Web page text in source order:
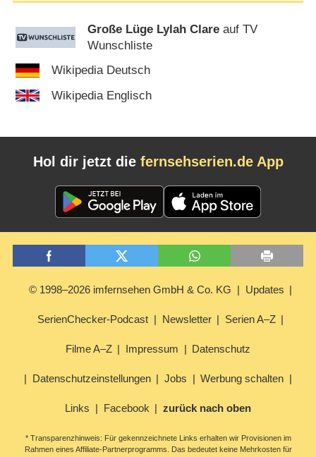
Große Lüge Lylah Clare auf TV
Wunschliste
Wikipedia Deutsch
Wikipedia Englisch
Hol dir jetzt die fernsehserien.de App
© 1998–2026 imfernsehen GmbH & Co. KG Updates
SerienChecker-Podcast Newsletter Serien A–Z
Filme A–Z Impressum Datenschutz
Datenschutzeinstellungen Jobs Werbung schalten
Links Facebook zurück nach oben
* Transparenzhinweis: Für gekennzeichnete Links erhalten wir Provisionen im
Rahmen eines Affiliate-Partnerprogramms. Das bedeutet keine Mehrkosten für